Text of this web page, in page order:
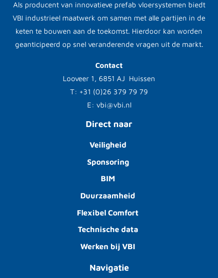
Als producent van innovatieve prefab vloersystemen biedt
VBI industrieel maatwerk om samen met alle partijen in de
keten te bouwen aan de toekomst. Hierdoor kan worden
geanticipeerd op snel veranderende vragen uit de markt.
Contact
Looveer 1, 6851 AJ Huissen
T: +31 (0)26 379 79 79
E: vbi@vbi.nl
Direct naar
Veiligheid
Sponsoring
BIM
Duurzaamheid
Flexibel Comfort
Technische data
Werken bij VBI
Navigatie